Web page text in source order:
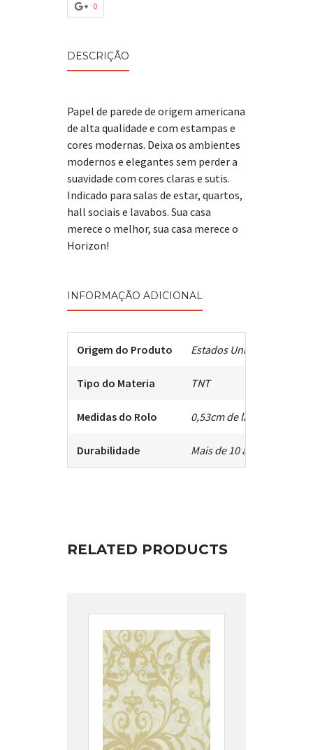
0
DESCRIÇÃO
Papel de parede de origem americana
de alta qualidade e com estampas e
cores modernas. Deixa os ambientes
modernos e elegantes sem perder a
suavidade com cores claras e sutis.
Indicado para salas de estar, quartos,
hall sociais e lavabos. Sua casa
merece o melhor, sua casa merece o
Horizon!
INFORMAÇÃO ADICIONAL
Origem do Produto Estados Unidos
Tipo do Materia TNT
Medidas do Rolo 0,53cm de largura x
Durabilidade Mais de 10 anos.
RELATED PRODUCTS